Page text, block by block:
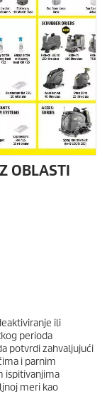
OBLASTI
ili
perioda
potvrdi zahvaljujući
i parnim
ispitivanjima
meri kao